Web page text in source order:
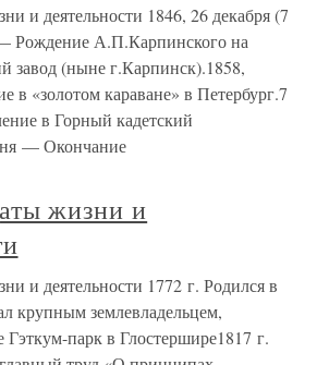
и деятельности 1846, 26 декабря (7
Рождение А.П.Карпинского на
завод (ныне г.Карпинск).1858,
в «золотом караване» в Петербург.7
в Горный кадетский
— Окончание
жизни и
и деятельности 1772 г. Родился в
крупным землевладельцем,
Гэткум-парк в Глостершире1817 г.